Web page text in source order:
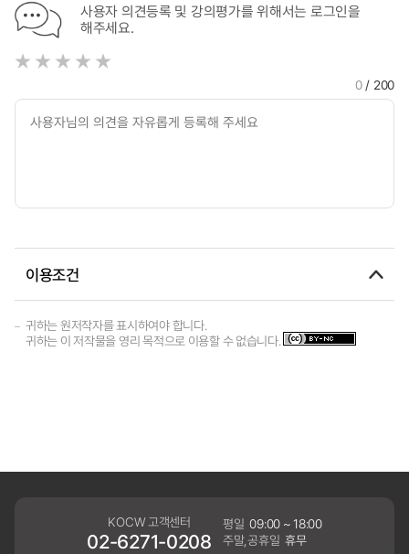
사용자 의견등록 및 강의평가를 위해서는 로그인을
해주세요.
0/ 200
이용조건
귀하는 원저작자를 표시하여야 합니다.
귀하는 이 저작물을 영리 목적으로 이용할 수 없습니다.
KOCW 고객센터
02-6271-0208
평일 09:00 ~ 18:00
주말,공휴일 휴무